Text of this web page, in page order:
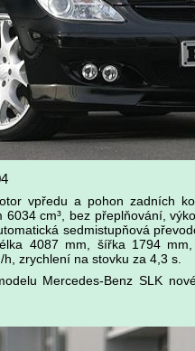
vpředu a pohon zadních
6034 cm³, bez přeplňování,
sedmistupňová
4087 mm, šířka 1794
zrychlení na stovku za 4,3 s.
Mercedes-Benz SLK